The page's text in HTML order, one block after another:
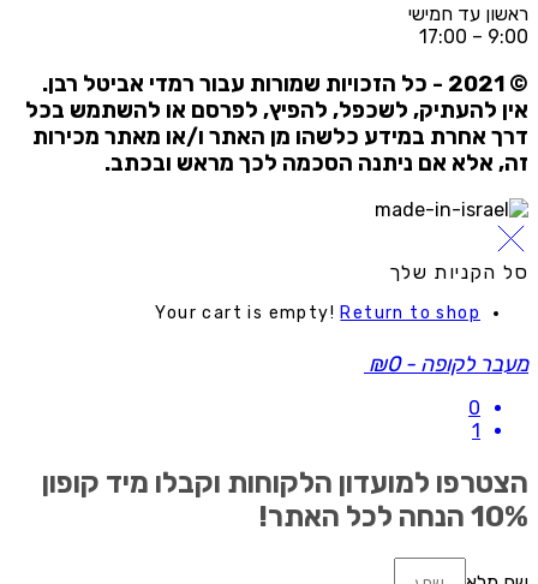
עד חמישי
9:00 –
שמורות עבור רמדי אביטל רבן.
להעתיק, לשכפל, להפיץ, לפרסם או להשתמש בכל
אחרת במידע כלשהו מן האתר ו/או מאתר מכירות
אלא אם ניתנה הסכמה לכך מראש ובכתב.
הקניות שלך
Your cart is empty!Return to shop
לקופה-
₪0
למועדון הלקוחות וקבלו מיד קופון
הנחה לכל האתר!